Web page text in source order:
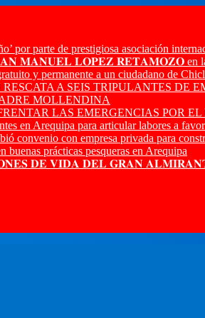
por parte de prestigiosa asociación
𝐉𝐔𝐀𝐍 𝐌𝐀𝐍𝐔𝐄𝐋 𝐋𝐎𝐏𝐄𝐙 𝐑𝐄𝐓𝐀𝐌𝐎𝐙𝐎 en la
y permanente a un ciudadano de
A SEIS TRIPULANTES DE
MOLLENDINA
LAS EMERGENCIAS POR
en Arequipa para articular labores a
convenio con empresa privada para
prácticas pesqueras en Arequipa
𝐃𝐄 𝐕𝐈𝐃𝐀 𝐃𝐄𝐋 𝐆𝐑𝐀𝐍